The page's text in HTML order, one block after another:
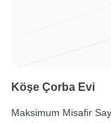
Köşe Çorba Evi
Maksimum Misafir